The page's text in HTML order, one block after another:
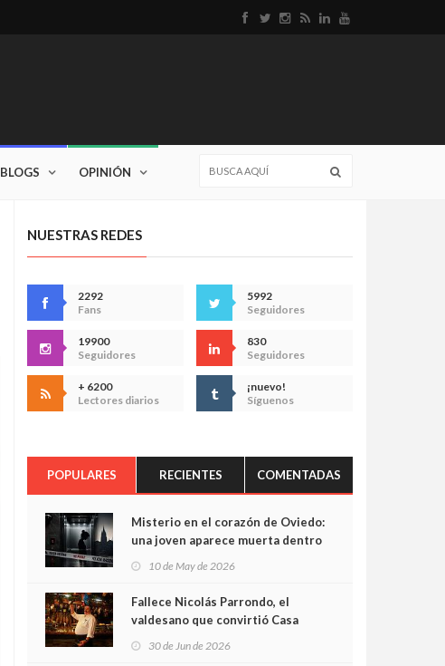
BLOGS OPINIÓN
NUESTRAS REDES
2292
Fans
5992
Seguidores
19900
Seguidores
830
Seguidores
+ 6200
Lectores diarios
¡nuevo!
Síguenos
POPULARES RECIENTES COMENTADAS
Misterio en el corazón de Oviedo:
una joven aparece muerta dentro
cámaras captan sus últimos
minutos
10 de May de 2026
Fallece Nicolás Parrondo, el
valdesano que convirtió Casa
30 de Jun de 2026